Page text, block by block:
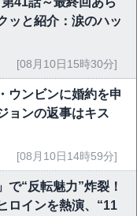
ッと紹介：涙のハッ
[08月10日15時30分]
ウンビンに婚約を申
ョンの返事はキス
[08月10日14時59分]
で“反転魅力”炸裂！
ロインを熱演、“11